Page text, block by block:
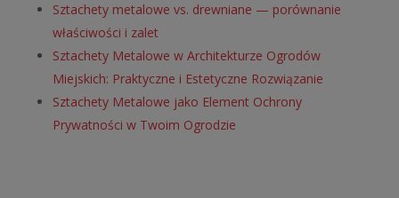
Sztachety metalowe vs. drewniane — porównanie
właściwości i zalet
Sztachety Metalowe w Architekturze Ogrodów
Miejskich: Praktyczne i Estetyczne Rozwiązanie
Sztachety Metalowe jako Element Ochrony
Prywatności w Twoim Ogrodzie